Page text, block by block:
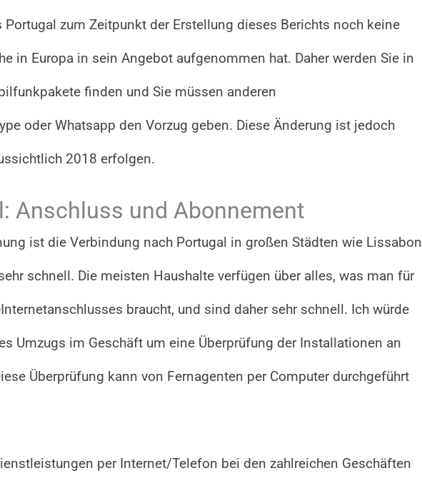
zum Zeitpunkt der Erstellung dieses Berichts noch keine
in Europa in sein Angebot aufgenommen hat. Daher werden Sie in
finden und Sie müssen anderen
oder Whatsapp den Vorzug geben. Diese Änderung ist jedoch
2018 erfolgen.
Anschluss und Abonnement
ist die Verbindung nach Portugal in großen Städten wie Lissabon
schnell. Die meisten Haushalte verfügen über alles, was man für
braucht, und sind daher sehr schnell. Ich würde
Umzugs im Geschäft um eine Überprüfung der Installationen an
Überprüfung kann von Fernagenten per Computer durchgeführt
per Internet/Telefon bei den zahlreichen Geschäften